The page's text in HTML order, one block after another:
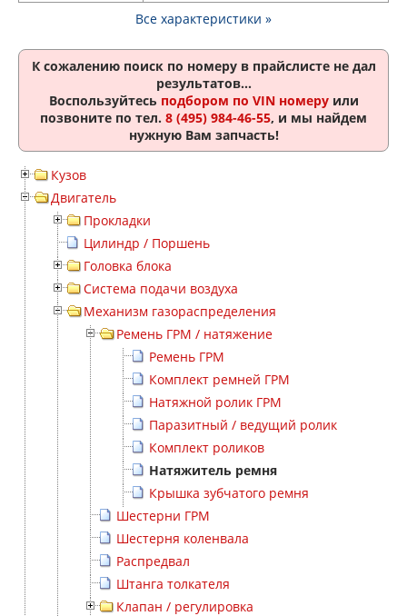
Все характеристики »
К сожалению поиск по номеру в прайслисте не дал
результатов...
Воспользуйтесь подбором по VIN номеруили
позвоните по тел. 8 (495) 984-46-55, и мы найдем
нужную Вам запчасть!
Кузов
Двигатель
Прокладки
Цилиндр / Поршень
Головка блока
Система подачи воздуха
Механизм газораспределения
Ремень ГРМ / натяжение
Ремень ГРМ
Комплект ремней ГРМ
Натяжной ролик ГРМ
Паразитный / ведущий ролик
Комплект роликов
Натяжитель ремня
Крышка зубчатого ремня
Шестерни ГРМ
Шестерня коленвала
Распредвал
Штанга толкателя
Клапан / регулировка